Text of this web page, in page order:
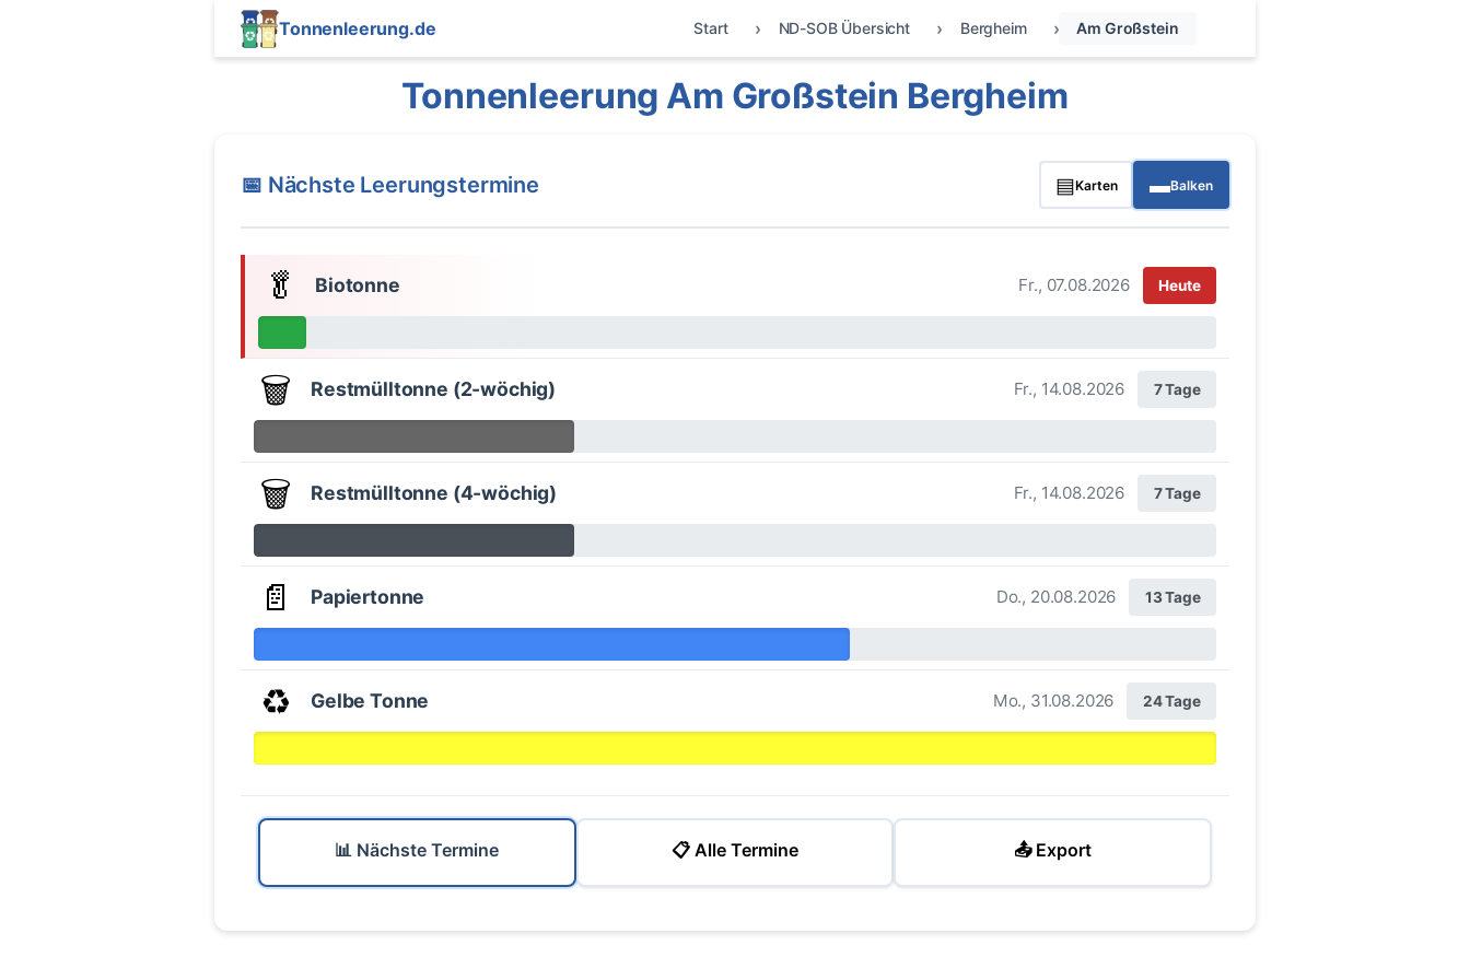
Tonnenleerung.de Start ND-SOB Übersicht Bergheim Am Großstein
Tonnenleerung Am Großstein Bergheim
📅 Nächste Leerungstermine ▤Karten ▬Balken
🥬 Biotonne Fr., 07.08.2026 Heute
🗑️ Restmülltonne (2-wöchig) Fr., 14.08.2026 7 Tage
🗑️ Restmülltonne (4-wöchig) Fr., 14.08.2026 7 Tage
📄 Papiertonne Do., 20.08.2026 13 Tage
♻️ Gelbe Tonne Mo., 31.08.2026 24 Tage
📊 Nächste Termine 📋 Alle Termine 📤 Export